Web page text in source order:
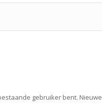
gebruiker bent. Nieuwe